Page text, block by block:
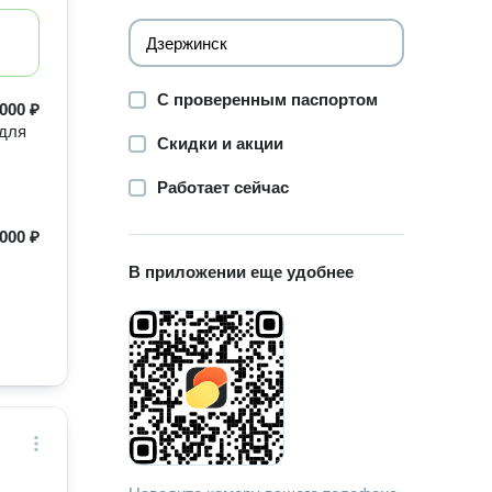
₽
₽
С проверенным паспортом
Скидки и акции
Работает сейчас
В приложении еще удобнее